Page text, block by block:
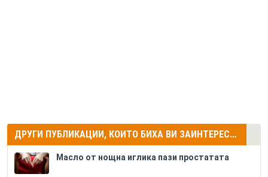
ДРУГИ ПУБЛИКАЦИИ, КОИТО БИХА ВИ ЗАИНТЕРЕСУВАЛИ
Масло от нощна иглика пази простатата